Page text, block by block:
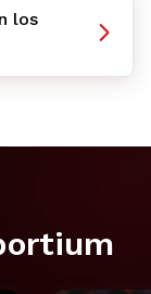
los